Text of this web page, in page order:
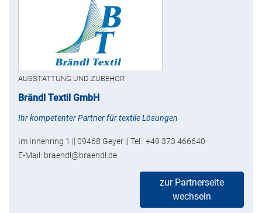
AUSSTATTUNG UND ZUBEHÖR
Brändl Textil GmbH
Ihr kompetenter Partner für textile Lösungen
Im Innenring 1 || 09468 Geyer || Tel.: +49 373 466640
E-Mail: braendl@braendl.de
zur Partnerseite
wechseln